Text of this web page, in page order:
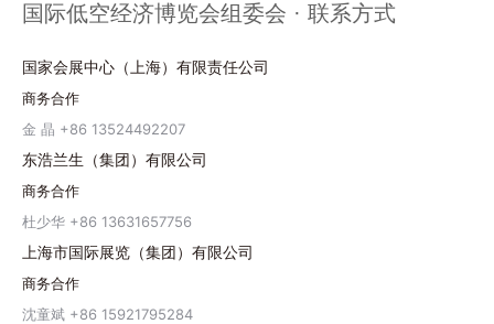
国际低空经济博览会组委会 · 联系方式
国家会展中心（上海）有限责任公司
商务合作
金 晶 +86 13524492207
东浩兰生（集团）有限公司
商务合作
杜少华 +86 13631657756
上海市国际展览（集团）有限公司
商务合作
沈童斌 +86 15921795284